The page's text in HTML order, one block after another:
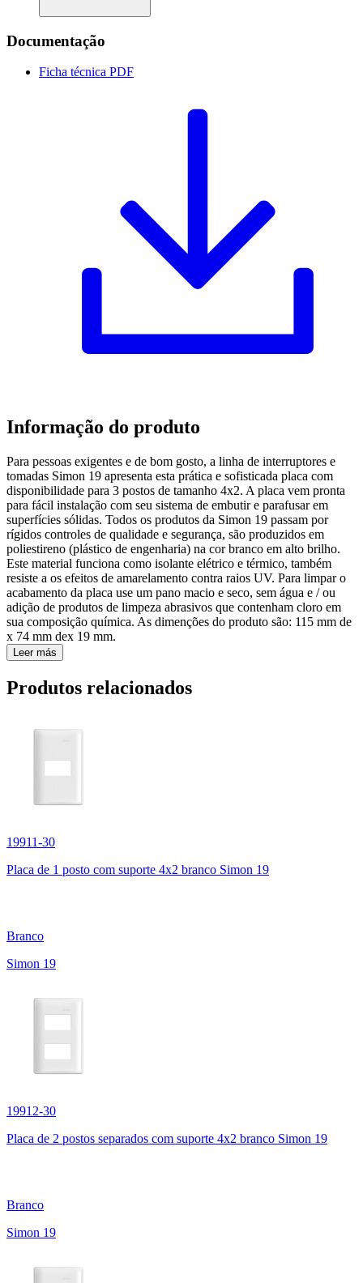
Documentação
Ficha técnica PDF
Informação do produto
Para pessoas exigentes e de bom gosto, a linha de interruptores e
tomadas Simon 19 apresenta esta prática e sofisticada placa com
disponibilidade para 3 postos de tamanho 4x2. A placa vem pronta
para fácil instalação com seu sistema de embutir e parafusar em
superfícies sólidas. Todos os produtos da Simon 19 passam por
rígidos controles de qualidade e segurança, são produzidos em
poliestireno (plástico de engenharia) na cor branco em alto brilho.
Este material funciona como isolante elétrico e térmico, também
resiste a os efeitos de amarelamento contra raios UV. Para limpar o
acabamento da placa use um pano macio e seco, sem água e / ou
adição de produtos de limpeza abrasivos que contenham cloro em
sua composição química. As dimenções do produto são: 115 mm de
x 74 mm dex 19 mm.
Leer más
Produtos relacionados
19911-30
Placa de 1 posto com suporte 4x2 branco Simon 19
Branco
Simon 19
19912-30
Placa de 2 postos separados com suporte 4x2 branco Simon 19
Branco
Simon 19